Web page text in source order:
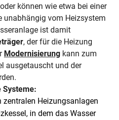
können wie etwa bei einer
unabhängig vom Heizsystem
ist damit
, der für die Heizung
Modernisierung kann zum
ausgetauscht und der
Systeme:
zentralen Heizungsanlagen
in dem das Wasser